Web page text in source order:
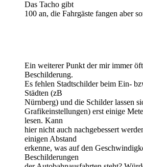
Das Tacho gibt
100 an, die Fahrgäste fangen aber
Ein weiterer Punkt der mir immer
Beschilderung.
Es fehlen Stadtschilder beim Ein-
Städten (zB
Nürnberg) und die Schilder lassen
Grafikeinstellungen) erst einige
lesen. Kann
hier nicht auch nachgebessert
einigen Abstand
erkenne, was auf den
Beschilderungen